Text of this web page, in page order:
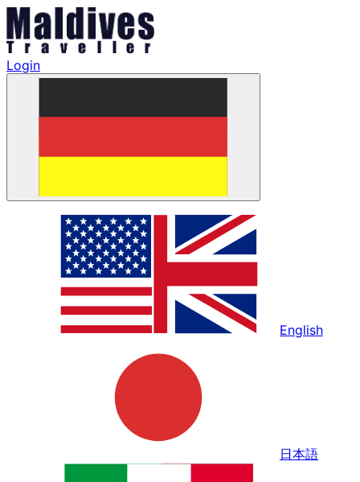
Login
English
日本語